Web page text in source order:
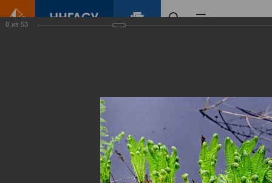
Виртуальные
выставки
(фотоальбомы)
8 из 53